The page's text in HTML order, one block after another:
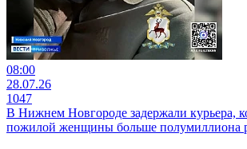
08:00
28.07.26
1047
В Нижнем Новгороде задержали курьера,
пожилой женщины больше полумиллиона